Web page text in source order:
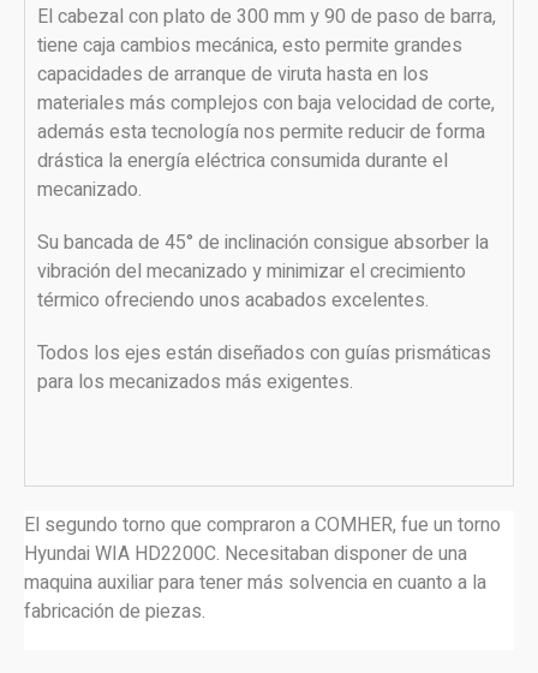
El cabezal con plato de 300 mm y 90 de paso de barra,
tiene caja cambios mecánica, esto permite grandes
capacidades de arranque de viruta hasta en los
materiales más complejos con baja velocidad de corte,
además esta tecnología nos permite reducir de forma
drástica la energía eléctrica consumida durante el
mecanizado.
Su bancada de 45° de inclinación consigue absorber la
vibración del mecanizado y minimizar el crecimiento
térmico ofreciendo unos acabados excelentes.
Todos los ejes están diseñados con guías prismáticas
para los mecanizados más exigentes.
El segundo torno que compraron a COMHER, fue un torno
Hyundai WIA HD2200C. Necesitaban disponer de una
maquina auxiliar para tener más solvencia en cuanto a la
fabricación de piezas.